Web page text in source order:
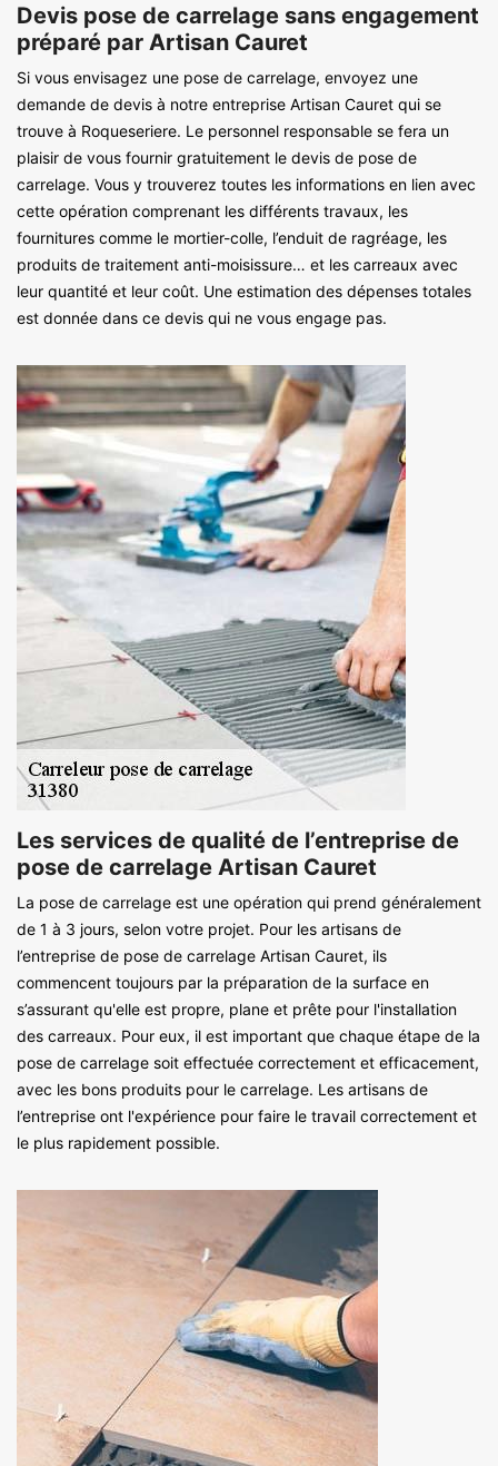
Devis pose de carrelage sans engagement
préparé par Artisan Cauret
Si vous envisagez une pose de carrelage, envoyez une
demande de devis à notre entreprise Artisan Cauret qui se
trouve à Roqueseriere. Le personnel responsable se fera un
plaisir de vous fournir gratuitement le devis de pose de
carrelage. Vous y trouverez toutes les informations en lien avec
cette opération comprenant les différents travaux, les
fournitures comme le mortier-colle, l’enduit de ragréage, les
produits de traitement anti-moisissure… et les carreaux avec
leur quantité et leur coût. Une estimation des dépenses totales
est donnée dans ce devis qui ne vous engage pas.
Les services de qualité de l’entreprise de
pose de carrelage Artisan Cauret
La pose de carrelage est une opération qui prend généralement
de 1 à 3 jours, selon votre projet. Pour les artisans de
l’entreprise de pose de carrelage Artisan Cauret, ils
commencent toujours par la préparation de la surface en
s’assurant qu'elle est propre, plane et prête pour l'installation
des carreaux. Pour eux, il est important que chaque étape de la
pose de carrelage soit effectuée correctement et efficacement,
avec les bons produits pour le carrelage. Les artisans de
l’entreprise ont l'expérience pour faire le travail correctement et
le plus rapidement possible.